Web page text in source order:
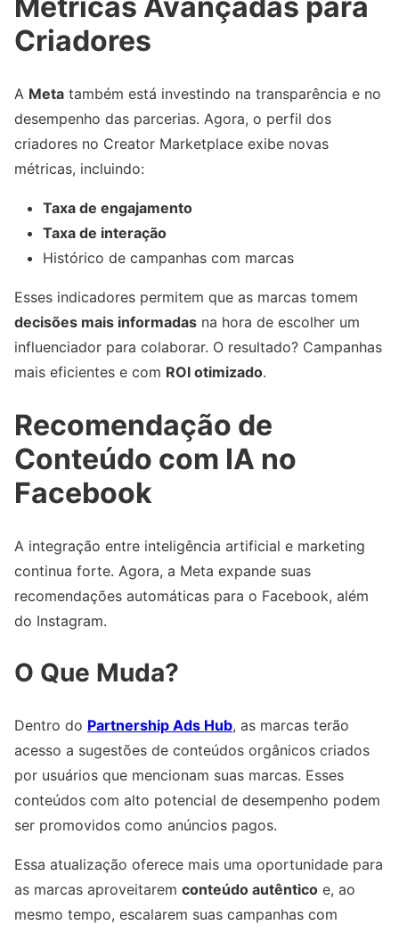
Criadores
A Meta também está investindo na transparência e no
desempenho das parcerias. Agora, o perfil dos
criadores no Creator Marketplace exibe novas
métricas, incluindo:
Taxa de engajamento
Taxa de interação
Histórico de campanhas com marcas
Esses indicadores permitem que as marcas tomem
decisões mais informadas na hora de escolher um
influenciador para colaborar. O resultado? Campanhas
mais eficientes e com ROI otimizado.
Recomendação de
Conteúdo com IA no
Facebook
A integração entre inteligência artificial e marketing
continua forte. Agora, a Meta expande suas
recomendações automáticas para o Facebook, além
do Instagram.
O Que Muda?
Dentro do Partnership Ads Hub, as marcas terão
acesso a sugestões de conteúdos orgânicos criados
por usuários que mencionam suas marcas. Esses
conteúdos com alto potencial de desempenho podem
ser promovidos como anúncios pagos.
Essa atualização oferece mais uma oportunidade para
as marcas aproveitarem conteúdo autêntico e, ao
mesmo tempo, escalarem suas campanhas com